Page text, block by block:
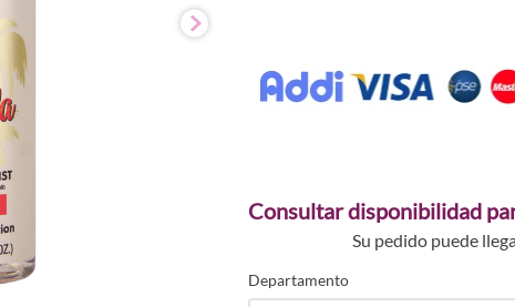
Consultar disponibilidad
Su pedido puede
Departamento